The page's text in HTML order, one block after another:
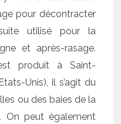
pour décontracter
utilisé pour la
et après-rasage.
produit à Saint-
Unis), il s’agit du
ou des baies de la
. On peut également